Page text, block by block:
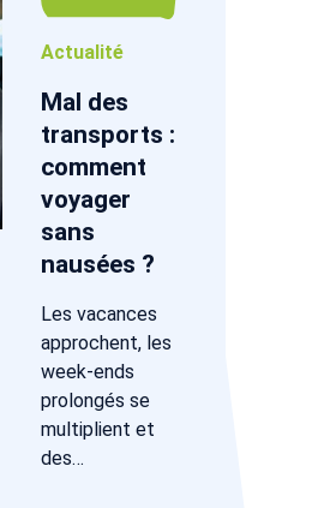
Actualité
Mal des
transports :
comment
voyager
sans
nausées ?
Les vacances
approchent, les
week-ends
prolongés se
multiplient et
des…